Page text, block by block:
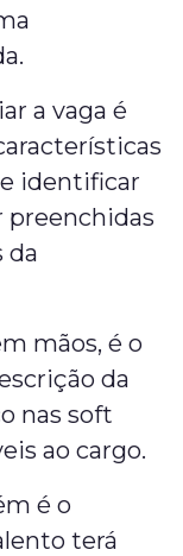
a vaga é
identificar
preenchidas
da
mãos, é o
da
nas soft
ao cargo.
é o
terá